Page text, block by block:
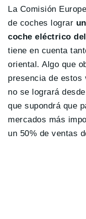
La Comisión
de coches lograr
coche eléctrico
tiene en cuenta
oriental. Algo que
presencia de estos
no se logrará
que supondrá que
mercados más
un 50% de ventas